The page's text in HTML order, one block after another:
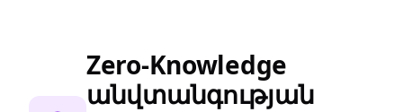
Zero-Knowledge
անվտանգության